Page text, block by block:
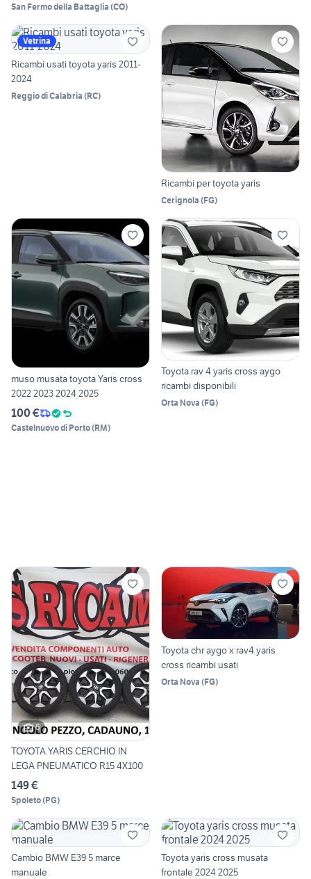
San Fermo della Battaglia (CO)
Vetrina
Ricambi usati toyota yaris 2011-
2024
Reggio di Calabria (RC)
Ricambi per toyota yaris
Cerignola (FG)
muso musata toyota Yaris cross
2022 2023 2024 2025
100 €
Castelnuovo di Porto(RM)
Toyota rav 4 yaris cross aygo
ricambi disponibili
Orta Nova (FG)
6
TOYOTA YARIS CERCHIO IN
LEGA PNEUMATICO R15 4X100
149 €
Spoleto(PG)
Toyota chr aygo x rav4 yaris
cross ricambi usati
Orta Nova (FG)
Cambio BMW E39 5 marce
manuale
Toyota yaris cross musata
frontale 2024 2025